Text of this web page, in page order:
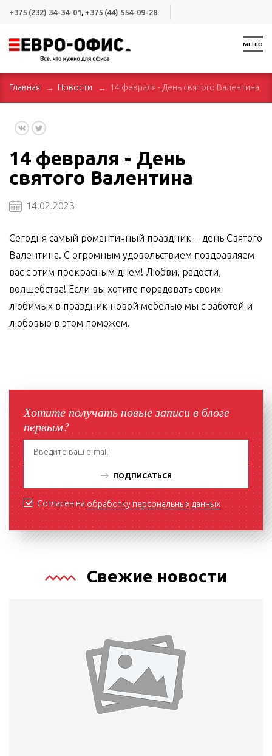
+375 (232) 34-34-01, +375 (44) 554-09-28
МЕНЮ
Главная Новости 14 февраля - День святого Валентина
14 февраля - День
святого Валентина
14.02.2023
Сегодня самый романтичный праздник - день Святого
Валентина. С огромным удовольствием поздравляем
вас с этим прекрасным днем! Любви, радости,
волшебства! Если вы хотите порадовать своих
любимых в праздник новой мебелью мы с заботой и
любовью в этом поможем.
Хотите получать новые записи в блоге
первым?
ПОДПИСАТЬСЯ
Согласен наобработку персональных данных
Свежие новости